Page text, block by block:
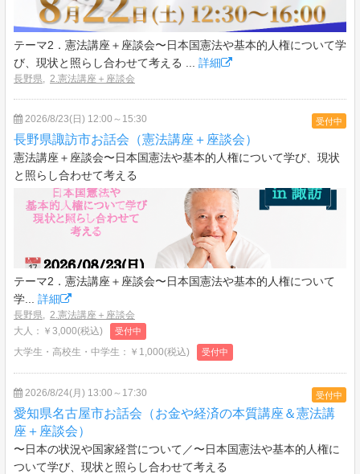
テーマ2．憲法講座＋座談会〜日本国憲法や基本的人権について学
び、現状と照らし合わせて考える ... 詳細
長野県, 2.憲法講座＋座談会
受付中
2026/8/23(日) 12:00～15:30
長野県諏訪市お話会（憲法講座＋座談会）
憲法講座＋座談会〜日本国憲法や基本的人権について学び、現状
と照らし合わせて考える
テーマ2．憲法講座＋座談会〜日本国憲法や基本的人権について
学... 詳細
長野県, 2.憲法講座＋座談会
大人：￥3,000(税込)
受付中
大学生・高校生・中学生：￥1,000(税込) 受付中
受付中
2026/8/24(月) 13:00～17:30
愛知県名古屋市お話会（お金や経済の本質講座＆憲法講
座＋座談会）
〜日本の状況や国家経営について／〜日本国憲法や基本的人権に
ついて学び、現状と照らし合わせて考える